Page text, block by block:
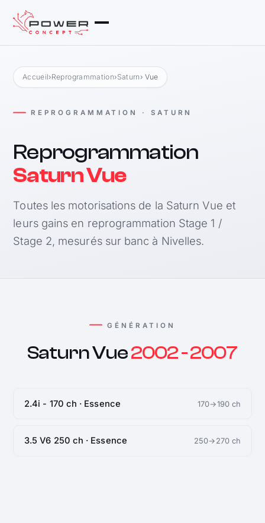
Accueil›Reprogrammation›Saturn › Vue
REPROGRAMMATION · SATURN
Reprogrammation
Saturn Vue
Toutes les motorisations de la Saturn Vue et
leurs gains en reprogrammation Stage 1 /
Stage 2, mesurés sur banc à Nivelles.
GÉNÉRATION
Saturn Vue2002 - 2007
2.4i - 170 ch · Essence 170→190 ch
3.5 V6 250 ch · Essence 250→270 ch